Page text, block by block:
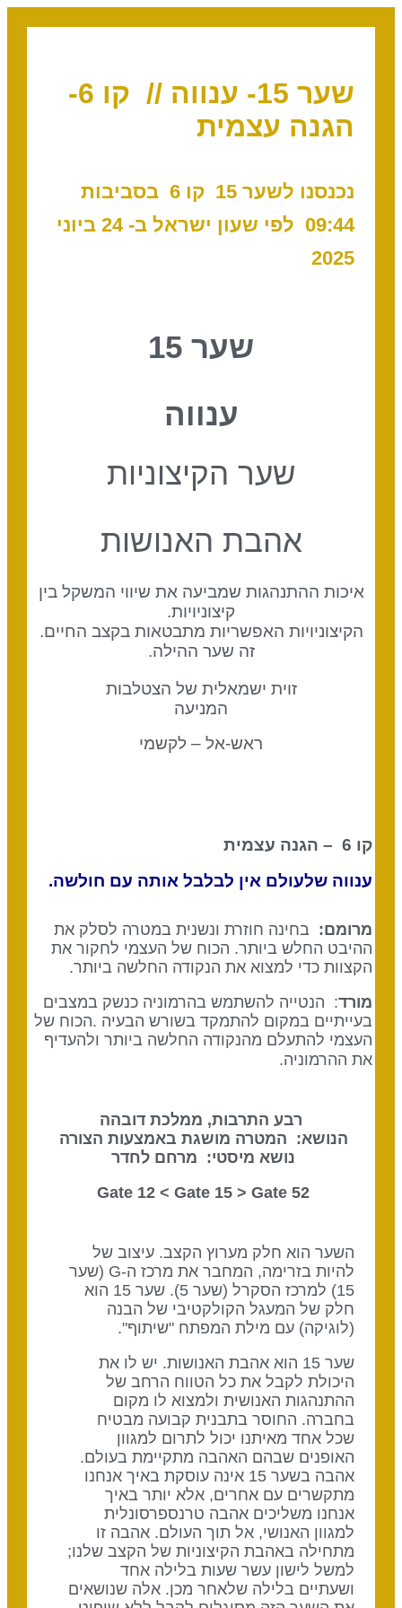
שער 15- ענווה // קו 6-
הגנה עצמית
נכנסנו לשער 15 קו 6
בסביבות
09:44
לפי שעון ישראל ב- 24 ביוני
2025
שער 15
ענווה
שער הקיצוניות
אהבת האנושות
איכות ההתנהגות שמביעה את שיווי המשקל בין
קיצוניויות.
הקיצוניויות האפשריות מתבטאות בקצב החיים.
זה שער ההילה.
זוית ישמאלית של הצטלבות
המניעה
ראש-אל – לקשמי
קו 6 – הגנה עצמית
ענווה שלעולם אין לבלבל אותה עם חולשה.
מרומם:בחינה חוזרת ונשנית במטרה לסלק את
ההיבט החלש ביותר. הכוח של העצמי לחקור את
הקצוות כדי למצוא את הנקודה החלשה ביותר.
מורד: הנטייה להשתמש בהרמוניה כנשק במצבים
בעייתיים במקום להתמקד בשורש הבעיה .הכוח של
העצמי להתעלם מהנקודה החלשה ביותר ולהעדיף
את ההרמוניה.
רבע התרבות, ממלכת דובהה
הנושא: המטרה מושגת באמצעות הצורה
נושא מיסטי: מרחם לחדר
52 Gate 12 <
Gate 15> Gate
השער הוא חלק מערוץ הקצב. עיצוב של
להיות בזרימה, המחבר את מרכז ה-G (שער
15) למרכז הסקרל (שער 5). שער 15 הוא
חלק של המעגל הקולקטיבי של הבנה
(לוגיקה) עם מילת המפתח "שיתוף".
שער 15 הוא אהבת האנושות. יש לו את
היכולת לקבל את כל הטווח הרחב של
ההתנהגות האנושית ולמצוא לו מקום
בחברה. החוסר בתבנית קבועה מבטיח
שכל אחד מאיתנו יכול לתרום למגוון
האופנים שבהם האהבה מתקיימת בעולם.
אהבה בשער 15 אינה עוסקת באיך אנחנו
מתקשרים עם אחרים, אלא יותר באיך
אנחנו משליכים אהבה טרנספרסונלית
למגוון האנושי, אל תוך העולם. אהבה זו
מתחילה באהבת הקיצוניות של הקצב שלנו;
למשל לישון עשר שעות בלילה אחד
ושעתיים בלילה שלאחר מכן. אלה שנושאים